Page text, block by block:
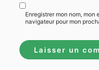
Enregistrer mon nom,
navigateur pour mon